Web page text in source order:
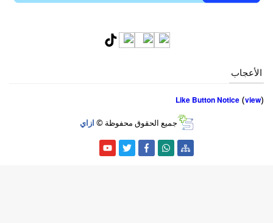
الأعجاب
Like Button Notice (view)
جميع الحقوق محفوظة © ازاي